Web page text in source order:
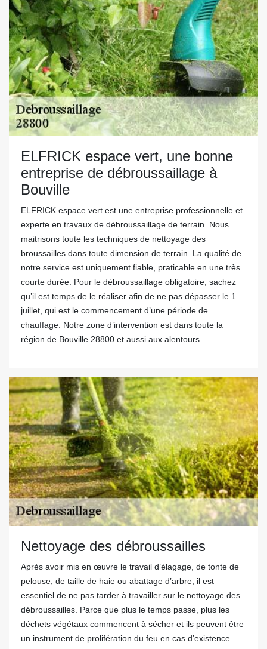
ELFRICK espace vert, une bonne
entreprise de débroussaillage à
Bouville
ELFRICK espace vert est une entreprise professionnelle et
experte en travaux de débroussaillage de terrain. Nous
maitrisons toute les techniques de nettoyage des
broussailles dans toute dimension de terrain. La qualité de
notre service est uniquement fiable, praticable en une très
courte durée. Pour le débroussaillage obligatoire, sachez
qu’il est temps de le réaliser afin de ne pas dépasser le 1
juillet, qui est le commencement d’une période de
chauffage. Notre zone d’intervention est dans toute la
région de Bouville 28800 et aussi aux alentours.
Nettoyage des débroussailles
Après avoir mis en œuvre le travail d’élagage, de tonte de
pelouse, de taille de haie ou abattage d’arbre, il est
essentiel de ne pas tarder à travailler sur le nettoyage des
débroussailles. Parce que plus le temps passe, plus les
déchets végétaux commencent à sécher et ils peuvent être
un instrument de prolifération du feu en cas d’existence